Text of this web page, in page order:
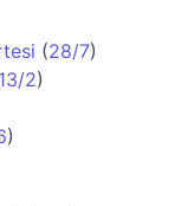
(28/7)
13/2)
)